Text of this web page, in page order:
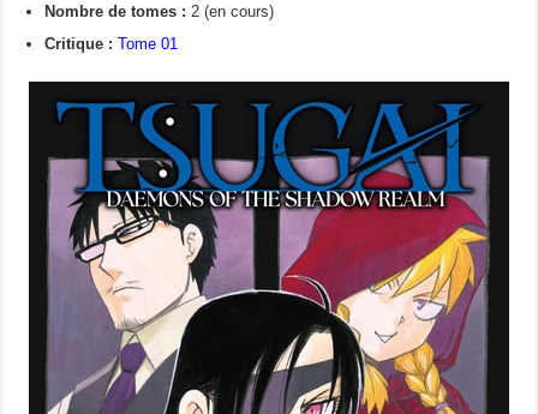
Nombre de tomes : 2 (en cours)
Critique : Tome 01